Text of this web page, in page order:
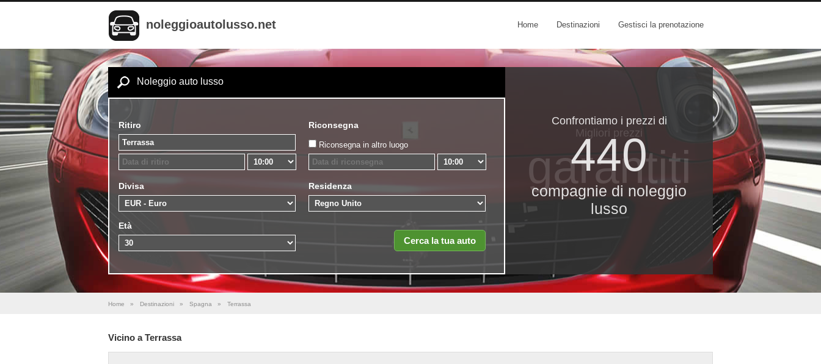
noleggioautolusso.net Home Destinazioni Gestisci la prenotazione
Noleggio auto lusso
Ritiro Riconsegna
Riconsegna in altro luogo
Divisa Residenza
Età
Confrontiamo i prezzi di
440
compagnie di noleggio
lusso
Migliori prezzi
garantiti
Home » Destinazioni » Spagna » Terrassa
Vicino a Terrassa